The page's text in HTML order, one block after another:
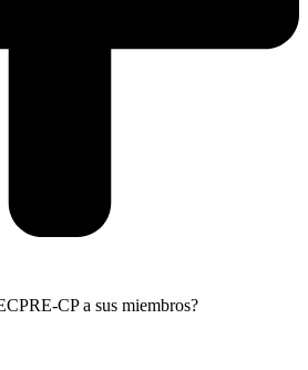
CP a sus miembros?